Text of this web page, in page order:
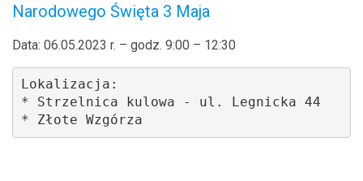
Narodowego Święta 3 Maja
Data: 06.05.2023 r. – godz. 9:00 – 12:30
Lokalizacja:
* Strzelnica kulowa - ul. Legnicka 44
* Złote Wzgórza